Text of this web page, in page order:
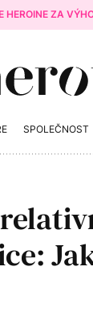
HEROINE ZA
SPOLEČNOST